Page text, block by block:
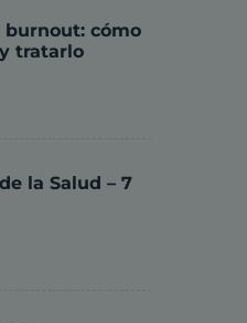
burnout: cómo
tratarlo
la Salud – 7